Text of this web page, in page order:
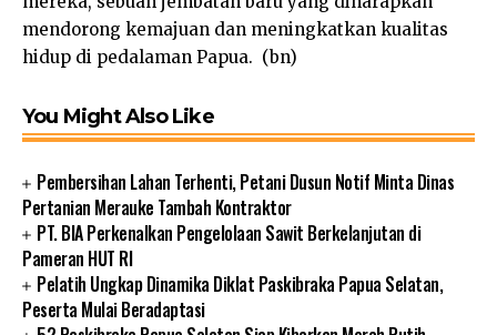
mendorong kemajuan dan meningkatkan kualitas
hidup di pedalaman Papua. (bn)
You Might Also Like
Pembersihan Lahan Terhenti, Petani Dusun Notif Minta Dinas
Pertanian Merauke Tambah Kontraktor
PT. BIA Perkenalkan Pengelolaan Sawit Berkelanjutan di
Pameran HUT RI
Pelatih Ungkap Dinamika Diklat Paskibraka Papua Selatan,
Peserta Mulai Beradaptasi